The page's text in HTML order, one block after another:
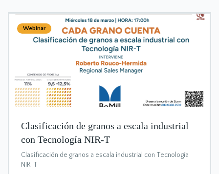
Webinar
Clasificación de granos a escala industrial
con Tecnología NIR-T
Clasificación de granos a escala industrial con Tecnología
NIR-T